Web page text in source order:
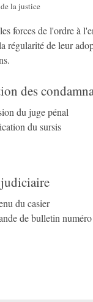
la justice
forces de l'ordre à
régularité de leur
des
du juge pénal
du sursis
du casier
de bulletin